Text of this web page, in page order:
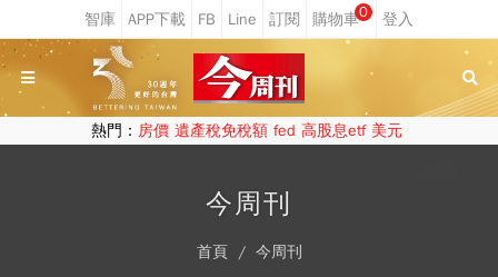
0
熱門： 房價 遺產稅免稅額 fed 高股息etf 美元
今周刊
首頁 今周刊